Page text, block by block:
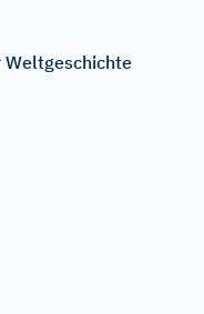
Weltgeschichte